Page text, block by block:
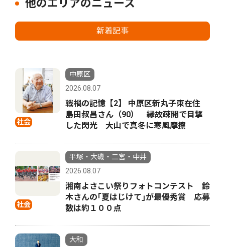
他のエリアのニュース
新着記事
社会
中原区
2026.08.07
戦禍の記憶【2】 中原区新丸子東在住
島田叔昌さん（90） 縁故疎開で目撃
した閃光 大山で真冬に寒風摩擦
社会
平塚・大磯・二宮・中井
2026.08.07
湘南よさこい祭りフォトコンテスト 鈴
木さんの｢夏はじけて｣が最優秀賞 応募
数は約１００点
大和